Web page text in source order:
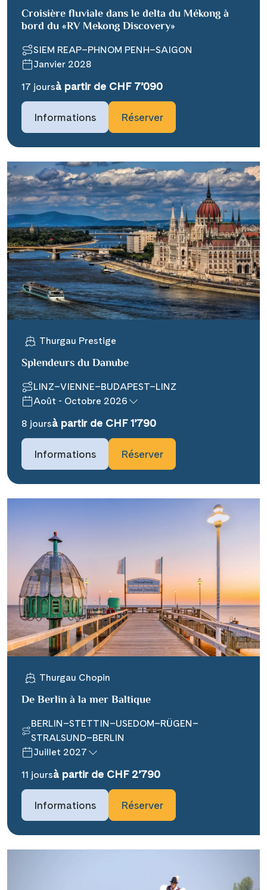
Teile diese Reise
### headline_default does not exist in
object type Ausflug ###
Facebook
Messenger
X
WhatsApp
Telegram
Link kopieren
### beschreibung_headline_default
does not exist in object type Ausflug
###
Croisière fluviale dans le delta du Mékong à
bord du «RV Mekong Discovery»
SIEM REAP–PHNOM PENH–SAIGON
Janvier 2028
17 joursà partir de CHF 7’090
Informations Réserver
Thurgau Prestige
Splendeurs du Danube
LINZ–VIENNE–BUDAPEST–LINZ
Août - Octobre 2026
8 joursà partir de CHF 1’790
Informations Réserver
Thurgau Chopin
De Berlin à la mer Baltique
BERLIN–STETTIN–USEDOM–RÜGEN–
STRALSUND–BERLIN
Juillet 2027
11 joursà partir de CHF 2’790
Informations Réserver